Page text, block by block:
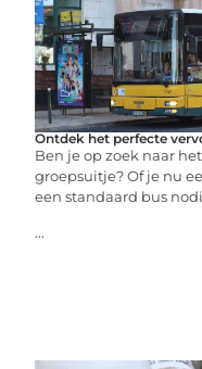
Ontdek het perfecte
Ben je op zoek naar
groepsuitje? Of je nu
een standaard bus
...